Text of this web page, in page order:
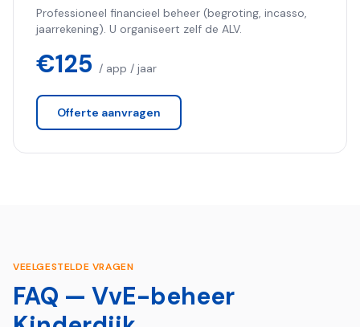
Professioneel financieel beheer (begroting, incasso,
jaarrekening). U organiseert zelf de ALV.
€125 / app / jaar
Offerte aanvragen
VEELGESTELDE VRAGEN
FAQ — VvE-beheer